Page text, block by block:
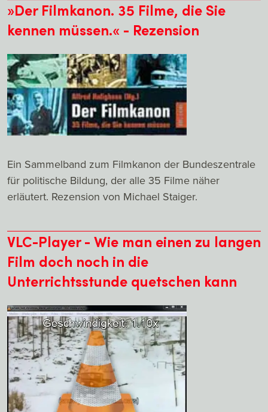
»Der Filmkanon. 35 Filme, die Sie
kennen müssen.« - Rezension
Ein Sammelband zum Filmkanon der Bundeszentrale
für politische Bildung, der alle 35 Filme näher
erläutert. Rezension von Michael Staiger.
VLC-Player - Wie man einen zu langen
Film doch noch in die
Unterrichtsstunde quetschen kann